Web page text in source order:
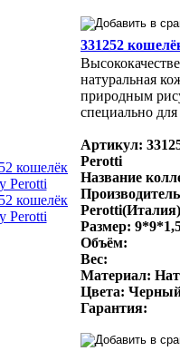
331252
натуральная
природным
специально
Артикул:
Perotti
Название
Perotti(Италия)
Размер:
Объём:
Вес:
Материал:
Цвета:
Гарантия: